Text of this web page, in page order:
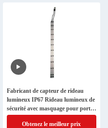
Fabricant de capteur de rideau
lumineux IP67 Rideau lumineux de
sécurité avec masquage pour portes
industrielles à grande vitesse
Obtenez le meilleur prix